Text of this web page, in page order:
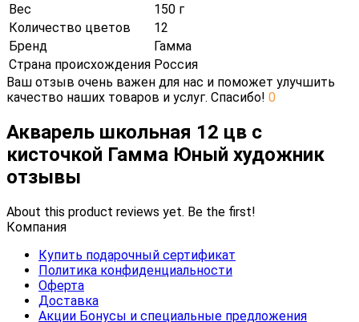
Вес
150 г
Количество цветов
12
Бренд
Гамма
Страна происхождения Россия
Ваш отзыв очень важен для нас и поможет улучшить
качество наших товаров и услуг. Спасибо! 0
Акварель школьная 12 цв с
кисточкой Гамма Юный художник
отзывы
About this product reviews yet. Be the first!
Компания
Купить подарочный сертификат
Политика конфиденциальности
Оферта
Доставка
Акции Бонусы и специальные предложения